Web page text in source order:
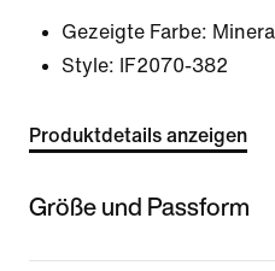
Gezeigte Farbe:
Style:
IF2070-382
Produktdetails anzeigen
Größe und Passform